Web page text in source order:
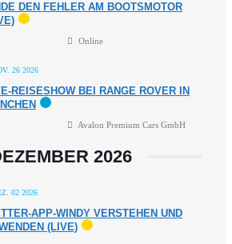
DEN FEHLER AM BOOTSMOTOR
Online
26 2026
REISESHOW BEI RANGE ROVER IN
Avalon Premium Cars GmbH
2026
02 2026
APP-WINDY VERSTEHEN UND
(LIVE)